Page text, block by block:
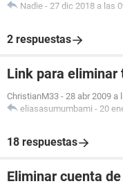
Nadie - 27 dic 2018 a las
2 respuestas
Link para
ChristianM33 - 28 abr 2009 a
eliasasumumbami - 20
18 respuestas
Eliminar cuenta